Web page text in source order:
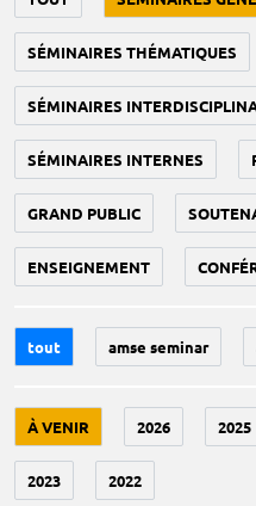
SÉMINAIRES THÉMATIQUES
SÉMINAIRES
SÉMINAIRES INTERNES
GRAND PUBLIC
ENSEIGNEMENT
tout amse seminar
À VENIR 2026 2025
2023 2022